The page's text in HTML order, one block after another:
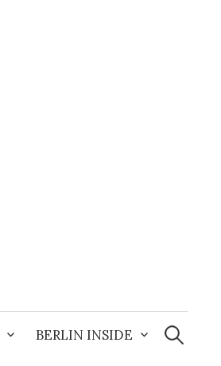
BERLIN INSIDE
Suchen
nach: